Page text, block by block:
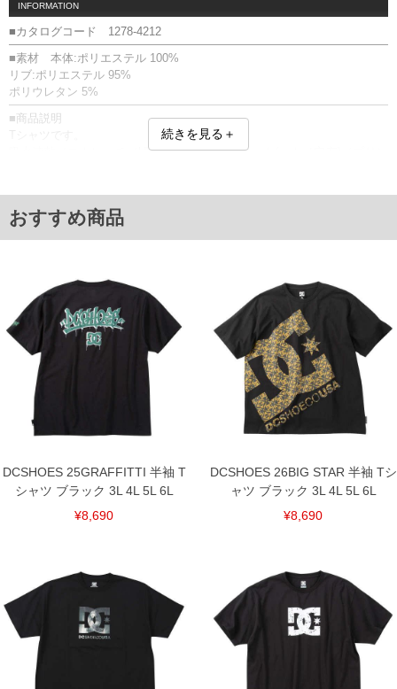
INFORMATION
■カタログコード 1278-4212
■素材 本体:ポリエステル 100%
リブ:ポリエステル 95%
ポリウレタン 5%
■商品説明
吸水速乾／ストレッチ／UV(UPF50+)／胸ポケット(ハトメ穴有)／プリン
■サイズ表
サイズ/バスト/総丈/裾周り/肩幅/袖丈
3L/130/78/130/58/24
6L/160/84/160/64/27
単位はcm
※【返品交換について】
返品交換希望の方は、商品到着後1週間以内にご連絡ください。
下着(肌着)やワイシャツは商品の性質上、返品交換不可とさせて頂いております。予め
ご了承くださいませ。
※【ボトムの裾上げをご希望の場合】
裾上げ料金は500円+税となります。
備考欄に股下●cmとご記入下さい。（裾上げ無料対象商品は1本につき税込6,000円以
上の品が対象。1本5,999円以下の商品は有料（500円+税）となります。）
一部、お直しに対応出来ない商品がございます。(例：裾にファスナーや調節ひもが付
いている、極端なデザインが施されている等)
※商品によって若干のサイズの誤差がございます。また、お客様がご使用の環境（コ
舗からのお取り寄せ等により、お客様にご迷惑をお掛けしてしまう場合がございま
す。そのようなことがない様最大限に努めておりますが、もしあった場合速やかにご
連絡させて頂きますので予めご了承ください。
DETAIL
続きを見る＋
おすすめ商品
DCSHOES 25GRAFFITTI 半袖 T
シャツ ブラック 3L 4L 5L 6L
¥8,690
DCSHOES 26BIG STAR 半袖 Tシ
ャツ ブラック 3L 4L 5L 6L
¥8,690